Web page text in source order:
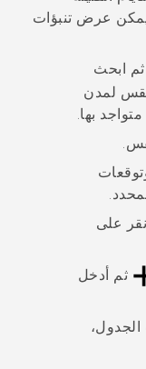
يمكن عرض تنبؤات
ثم ابحث
لمدن
بها.
توقعات
على
ثم أدخل